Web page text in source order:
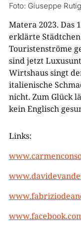
Foto: Giuseppe
Matera 2023. Das
erklärte
Touristenströme
sind jetzt
Wirtshaus singt
italienische
nicht. Zum Glück
kein Englisch
Links: